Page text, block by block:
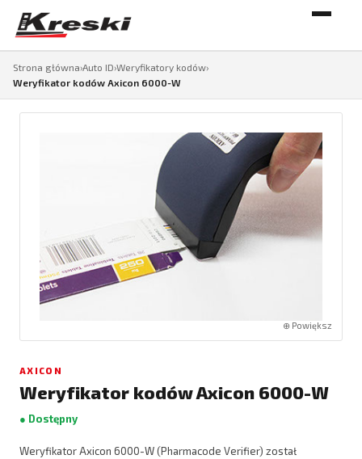
Strona główna›Auto ID›Weryfikatory kodów›
Weryfikator kodów Axicon 6000-W
⊕ Powiększ
AXICON
Weryfikator kodów Axicon 6000-W
● Dostępny
Weryfikator Axicon 6000-W (Pharmacode Verifier) został